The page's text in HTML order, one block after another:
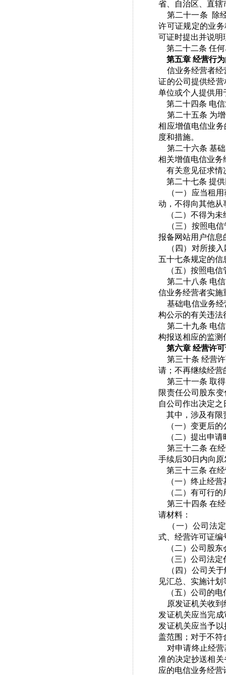
省、自治区、直辖
第二十一条 除经
许可证规定的业
可证时提出并说明
第二十二条 任何
第五章 经营行
信业务经营者经
证的公司提供经
单位或个人提供用
第二十四条 电信
第二十五条 为增
相应增值电信业
度和措施。
第二十六条 基础
相关增值电信业务
有关意见征求情
第二十七条 提供
（一）应当租用
动，不得向其他从
（二）不得为未
（三）按照电信
报备网站用户信息
（四）对所接入
五十七条规定的
（五）按照电信
第二十八条 电信
信业务经营者实施
基础电信业务经
构公示的有关违法
第二十九条 电信
构报送相应的监测
第六章 经营许
第三十条 经营许
请；不再继续经营
第三十一条 取得
限责任公司股东
自公司作出决定
其中，涉及有限
（一）变更后的
（二）提出申请
第三十二条 在经
手续后30日内向
第三十三条 在经
（一）终止经营
（二）有可行的
第三十四条 在经
请材料：
（一）公司法定
式、经营许可证编
（二）公司股东
（三）公司法定
（四）公司关于
见汇总、实施计划
（五）公司的电
原发证机关收到
发证机关应当完
发证机关应当予
盖范围；对于不符
对申请终止经营
准的决定抄送相
应的电信业务经营